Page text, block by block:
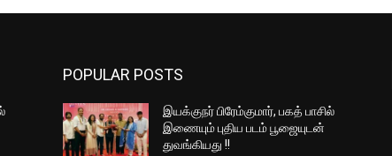
POPULAR POSTS
இயக்குநர் பிரேம்குமார், பகத் பாசில்
இணையும் புதிய படம் பூஜையுடன்
துவங்கியது !!